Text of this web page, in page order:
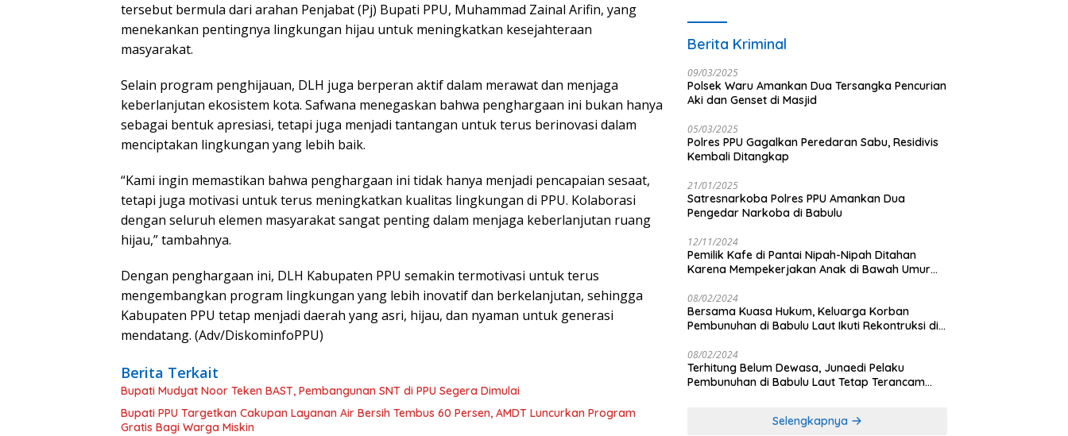
tersebut bermula dari arahan Penjabat (Pj) Bupati PPU, Muhammad Zainal Arifin, yang
menekankan pentingnya lingkungan hijau untuk meningkatkan kesejahteraan
masyarakat.
Selain program penghijauan, DLH juga berperan aktif dalam merawat dan menjaga
keberlanjutan ekosistem kota. Safwana menegaskan bahwa penghargaan ini bukan hanya
sebagai bentuk apresiasi, tetapi juga menjadi tantangan untuk terus berinovasi dalam
menciptakan lingkungan yang lebih baik.
“Kami ingin memastikan bahwa penghargaan ini tidak hanya menjadi pencapaian sesaat,
tetapi juga motivasi untuk terus meningkatkan kualitas lingkungan di PPU. Kolaborasi
dengan seluruh elemen masyarakat sangat penting dalam menjaga keberlanjutan ruang
hijau,” tambahnya.
Dengan penghargaan ini, DLH Kabupaten PPU semakin termotivasi untuk terus
mengembangkan program lingkungan yang lebih inovatif dan berkelanjutan, sehingga
Kabupaten PPU tetap menjadi daerah yang asri, hijau, dan nyaman untuk generasi
mendatang. (Adv/DiskominfoPPU)
Berita Terkait
Bupati Mudyat Noor Teken BAST, Pembangunan SNT di PPU Segera Dimulai
Bupati PPU Targetkan Cakupan Layanan Air Bersih Tembus 60 Persen, AMDT Luncurkan Program
Gratis Bagi Warga Miskin
Berita Kriminal
09/03/2025
Polsek Waru Amankan Dua Tersangka Pencurian
Aki dan Genset di Masjid
05/03/2025
Polres PPU Gagalkan Peredaran Sabu, Residivis
Kembali Ditangkap
21/01/2025
Satresnarkoba Polres PPU Amankan Dua
Pengedar Narkoba di Babulu
12/11/2024
Pemilik Kafe di Pantai Nipah-Nipah Ditahan
Karena Mempekerjakan Anak di Bawah Umur
08/02/2024
Bersama Kuasa Hukum, Keluarga Korban
Pembunuhan di Babulu Laut Ikuti Rekontruksi di
08/02/2024
Terhitung Belum Dewasa, Junaedi Pelaku
Pembunuhan di Babulu Laut Tetap Terancam
Selengkapnya